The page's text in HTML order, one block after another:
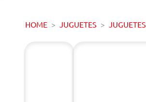
HOME JUGUETES JUGUETES